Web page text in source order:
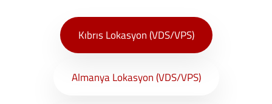
Kıbrıs Lokasyon (VDS/VPS)
Almanya Lokasyon (VDS/VPS)